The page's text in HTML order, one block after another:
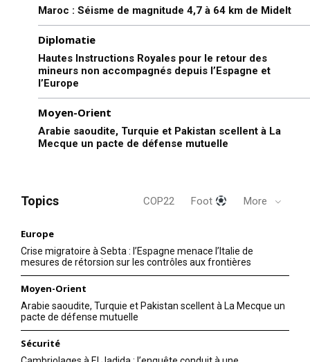
Maroc : Séisme de magnitude 4,7 à 64 km de Midelt
Diplomatie
Hautes Instructions Royales pour le retour des
mineurs non accompagnés depuis l’Espagne et
l’Europe
Moyen-Orient
Arabie saoudite, Turquie et Pakistan scellent à La
Mecque un pacte de défense mutuelle
Topics COP22 Foot More
Europe
Crise migratoire à Sebta : l’Espagne menace l’Italie de
mesures de rétorsion sur les contrôles aux frontières
Moyen-Orient
Arabie saoudite, Turquie et Pakistan scellent à La Mecque un
pacte de défense mutuelle
Sécurité